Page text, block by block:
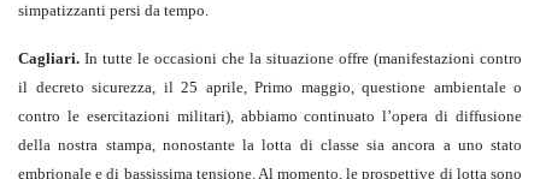
simpatizzanti persi da tempo.
Cagliari. In tutte le occasioni che la situazione offre (manifestazioni contro
il decreto sicurezza, il 25 aprile, Primo maggio, questione ambientale o
contro le esercitazioni militari), abbiamo continuato l’opera di diffusione
della nostra stampa, nonostante la lotta di classe sia ancora a uno stato
embrionale e di bassissima tensione. Al momento, le prospettive di lotta sono